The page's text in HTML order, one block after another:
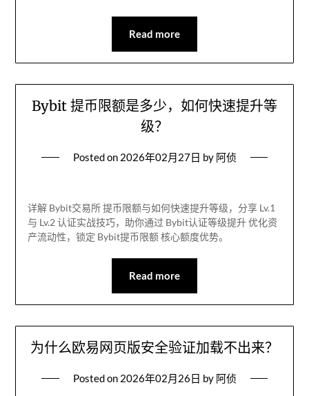
Read more
Bybit 提币限额是多少，如何快速提升等
级？
Posted on 2026年02月27日 by 阿侦
详解 Bybit交易所 提币限额与如何快速提升等级，分享 Lv.1
与 Lv.2 认证实战技巧，助你通过 Bybit认证等级提升 优化资
产流动性，锁定 Bybit提币限额 核心额度优势。
Read more
为什么欧易网页版安全验证加载不出来？
Posted on 2026年02月26日 by 阿侦